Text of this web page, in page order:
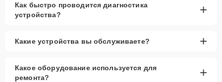
Как быстро проводится диагностика
устройства?
+
Какие устройства вы обслуживаете? +
Какое оборудование используется для
ремонта?
+